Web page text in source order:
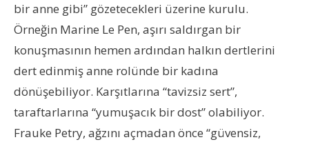
bir anne gibi” gözetecekleri üzerine kurulu.
Örneğin Marine Le Pen, aşırı saldırgan bir
konuşmasının hemen ardından halkın dertlerini
dert edinmiş anne rolünde bir kadına
dönüşebiliyor. Karşıtlarına “tavizsiz sert”,
taraftarlarına “yumuşacık bir dost” olabiliyor.
Frauke Petry, ağzını açmadan önce “güvensiz,